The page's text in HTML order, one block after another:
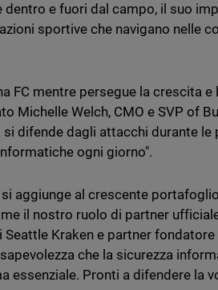
e fuori dal campo, il suo
sportive che navigano nelle
FC mentre persegue la crescita e
Michelle Welch, CMO e SVP of
difende dagli attacchi durante
ogni giorno".
aggiunge al crescente
il nostro ruolo di partner
Kraken e partner
che la sicurezza
essenziale. Pronti a difendere la